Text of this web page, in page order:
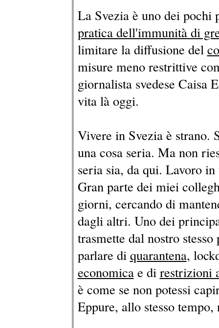
La Svezia è uno dei pochi
pratica dell'immunità di
limitare la diffusione del
misure meno restrittive
giornalista svedese Caisa
vita là oggi.
Vivere in Svezia è strano.
una cosa seria. Ma non
seria sia, da qui. Lavoro
Gran parte dei miei
giorni, cercando di
dagli altri. Uno dei
trasmette dal nostro
parlare di quarantena,
economicae di restrizioni
è come se non potessi
Eppure, allo stesso tempo,